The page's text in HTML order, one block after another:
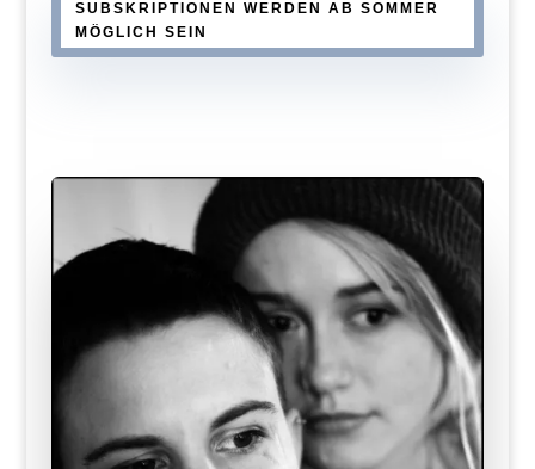
SUBSKRIPTIONEN WERDEN AB SOMMER
MÖGLICH SEIN